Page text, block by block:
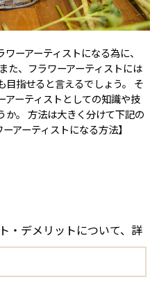
ーアーティストになる為に、
た、フラワーアーティストには
指せると言えるでしょう。 そ
ーティストとしての知識や技
。 方法は大きく分けて下記の
アーティストになる方法】
・デメリットについて、詳